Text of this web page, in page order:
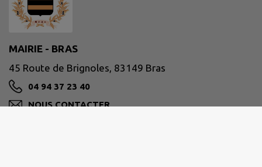
MAIRIE - BRAS
45 Route de Brignoles, 83149 Bras
04 94 37 23 40
NOUS CONTACTER